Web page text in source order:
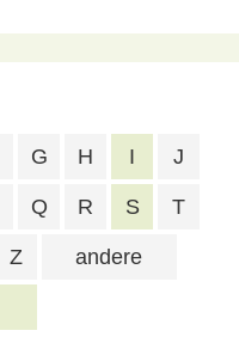
G H I J
Q R S T
Z andere